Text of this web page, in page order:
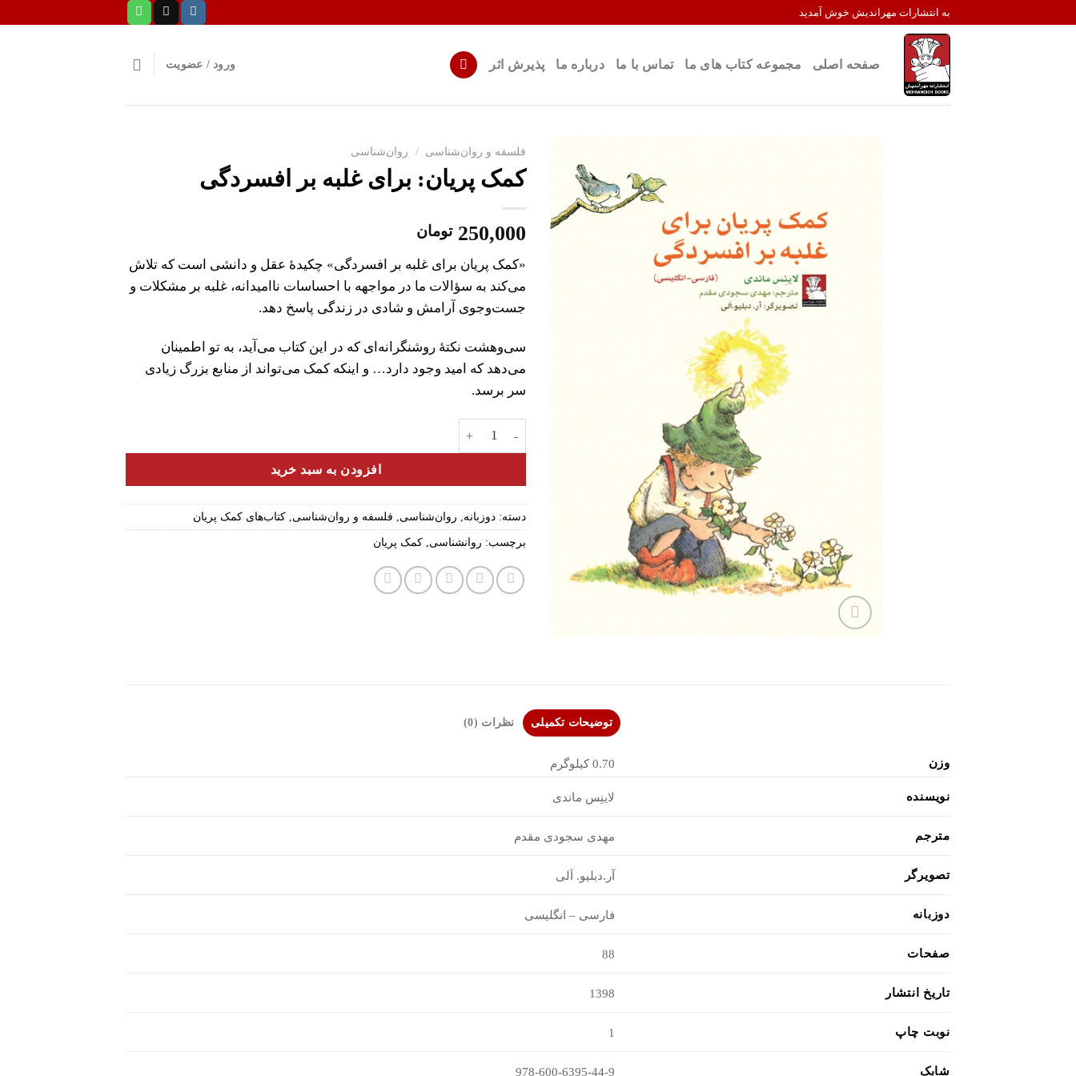
به انتشارات مهراندیش خوش آمدید
صفحه اصلی مجموعه کتاب های ما تماس با ما درباره ما پذیرش اثر ورود / عضویت
افزودن
به
علاقه
فلسفه و روان‌شناسی / روان‌شناسی
کمک پریان: برای غلبه بر افسردگی
250,000 تومان
«کمک پریان برای غلبه بر افسردگی» چکیدهٔ عقل و دانشی است که تلاش
می‌کند به سؤالات ما در مواجهه با احساسات ناامیدانه، غلبه بر مشکلات و
جست‌و‌جوی آرامش و شادی در زندگی پاسخ دهد.
سی‌وهشت نکتهٔ روشنگرانه‌ای که در این کتاب می‌آید، به تو اطمینان
می‌دهد که امید وجود دارد… و اینکه کمک می‌تواند از منابع بزرگ زیادی
سر برسد.
افزودن به سبد خرید
دسته: دوزبانه, روان‌شناسی, فلسفه و روان‌شناسی, کتاب‌های کمک پریان
برچسب: روانشناسی, کمک پریان
توضیحات تکمیلی نظرات (0)
وزن 0.70 کیلوگرم
نویسنده لاینِس ماندی
مترجم مهدی سجودی مقدم
تصویرگر آر.دبلیو. اَلی
دوزبانه فارسی – انگلیسی
صفحات 88
تاریخ انتشار 1398
نوبت چاپ 1
شابک 978-600-6395-44-9